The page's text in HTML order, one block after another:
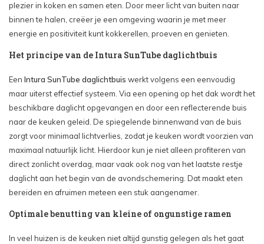
plezier in koken en samen eten. Door meer licht van buiten naar
binnen te halen, creëer je een omgeving waarin je met meer
energie en positiviteit kunt kokkerellen, proeven en genieten.
Het principe van de Intura SunTube daglichtbuis
Een Intura SunTube daglichtbuis werkt volgens een eenvoudig
maar uiterst effectief systeem. Via een opening op het dak wordt het
beschikbare daglicht opgevangen en door een reflecterende buis
naar de keuken geleid. De spiegelende binnenwand van de buis
zorgt voor minimaal lichtverlies, zodat je keuken wordt voorzien van
maximaal natuurlijk licht. Hierdoor kun je niet alleen profiteren van
direct zonlicht overdag, maar vaak ook nog van het laatste restje
daglicht aan het begin van de avondschemering. Dat maakt eten
bereiden en afruimen meteen een stuk aangenamer.
Optimale benutting van kleine of ongunstige ramen
In veel huizen is de keuken niet altijd gunstig gelegen als het gaat